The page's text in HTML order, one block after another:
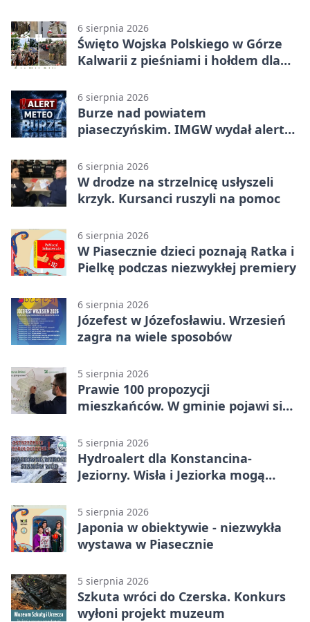
6 sierpnia 2026
Święto Wojska Polskiego w Górze
Kalwarii z pieśniami i hołdem dla
6 sierpnia 2026
Burze nad powiatem
piaseczyńskim. IMGW wydał alert
6 sierpnia 2026
W drodze na strzelnicę usłyszeli
krzyk. Kursanci ruszyli na pomoc
6 sierpnia 2026
W Piasecznie dzieci poznają Ratka i
Pielkę podczas niezwykłej premiery
6 sierpnia 2026
Józefest w Józefosławiu. Wrzesień
zagra na wiele sposobów
5 sierpnia 2026
Prawie 100 propozycji
mieszkańców. W gminie pojawi się
5 sierpnia 2026
Hydroalert dla Konstancina-
Jeziorny. Wisła i Jeziorka mogą
5 sierpnia 2026
Japonia w obiektywie - niezwykła
wystawa w Piasecznie
5 sierpnia 2026
Szkuta wróci do Czerska. Konkurs
wyłoni projekt muzeum